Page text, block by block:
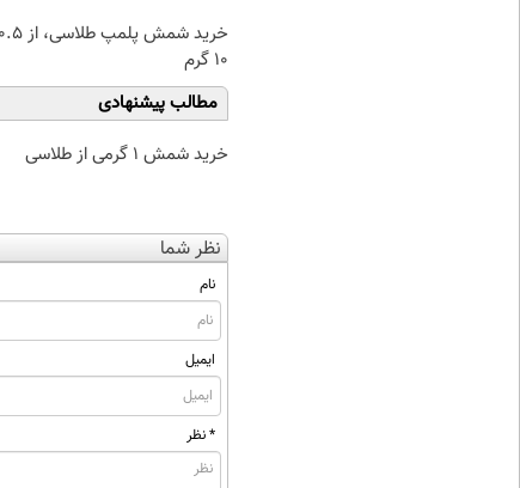
۱۰ گرم
مطالب پیشنهادی
خرید شمش 1 گرمی از طلاسی
نظر شما
نام
ایمیل
* نظر